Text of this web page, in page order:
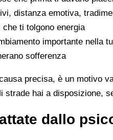
distanza emotiva,
ti tolgono energia
importante nella
sofferenza
precisa, è un motivo
hai a disposizione,
dallo